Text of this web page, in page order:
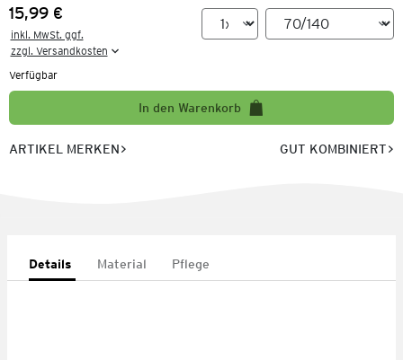
Preis:
15,99 €
inkl. MwSt. ggf.
zzgl. Versandkosten
Verfügbar
In den Warenkorb
ARTIKEL MERKEN GUT KOMBINIERT
Details Material Pflege